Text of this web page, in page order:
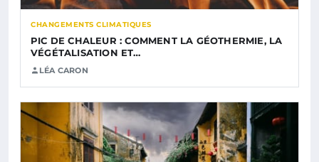
CHANGEMENTS CLIMATIQUES
PIC DE CHALEUR : COMMENT LA GÉOTHERMIE, LA
VÉGÉTALISATION ET…
LÉA CARON